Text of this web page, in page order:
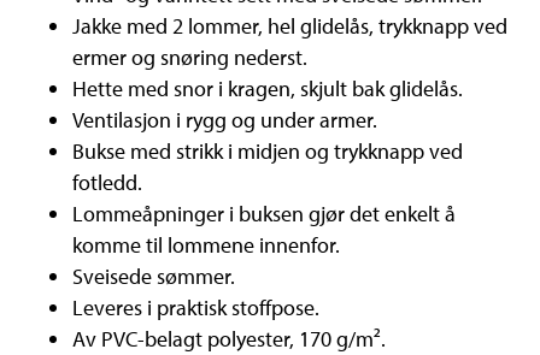
Jakke med 2 lommer, hel glidelås, trykknapp ved
ermer og snøring nederst.
Hette med snor i kragen, skjult bak glidelås.
Ventilasjon i rygg og under armer.
Bukse med strikk i midjen og trykknapp ved
fotledd.
Lommeåpninger i buksen gjør det enkelt å
komme til lommene innenfor.
Sveisede sømmer.
Leveres i praktisk stoffpose.
Av PVC-belagt polyester, 170 g/m².